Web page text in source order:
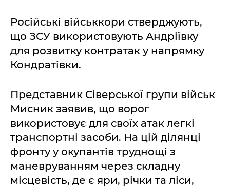
Російські військкори стверджують,
що ЗСУ використовують Андріївку
для розвитку контратак у напрямку
Кондратівки.
Представник Сіверської групи військ
Мисник заявив, що ворог
використовує для своїх атак легкі
транспортні засоби. На цій ділянці
фронту у окупантів труднощі з
маневруванням через складну
місцевість, де є яри, річки та ліси,